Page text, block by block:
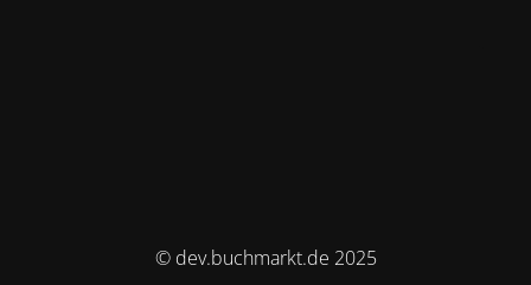
© dev.buchmarkt.de 2025